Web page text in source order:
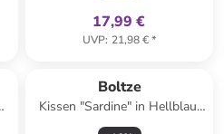
17,99 €
UVP: 21,98 €*
Boltze
Kissen "Sardine" in Hellblau/
Grau/ Weiß - (L)45 x (B)45 cm